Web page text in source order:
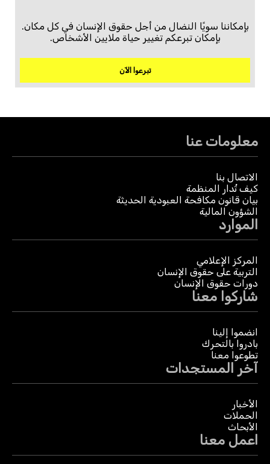
بإمكاننا سويًا النضال من أجل حقوق الإنسان في كل مكان.
بإمكان تبرعكم تغيير حياة ملايين الأشخاص.
تبرعوا الآن
معلومات عنا
الاتصال بنا
كيف تُدار المنظمة
بيان قانون مكافحة العبودية الحديثة
الشؤون المالية
الموارد
المركز الإعلامي
التربية على حقوق الإنسان
دورات حقوق الإنسان
شاركوا معنا
انضموا إلينا
بادروا بالتحرك
تطوعوا معنا
آخر المستجدات
الأخبار
الحملات
الأبحاث
اعمل معنا